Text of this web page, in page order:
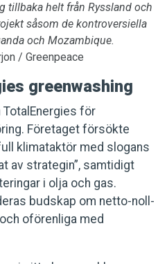
tillbaka helt från Ryssland och
såsom de kontroversiella
och Mozambique.
/ Greenpeace
greenwashing
TotalEnergies för
Företaget försökte
klimataktör med slogans
av strategin”, samtidigt
i olja och gas.
budskap om netto-noll-
oförenliga med